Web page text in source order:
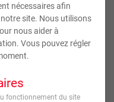
nécessaires afin
site. Nous utilisons
nous aider à
Vous pouvez régler
fonctionnement du site
photo pêle-mêle